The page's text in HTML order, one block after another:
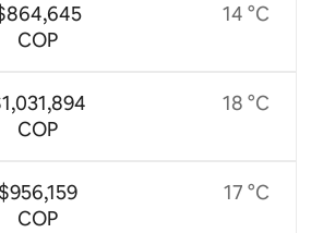
COP
COP
$956,159
COP
14 °C
18 °C
17 °C